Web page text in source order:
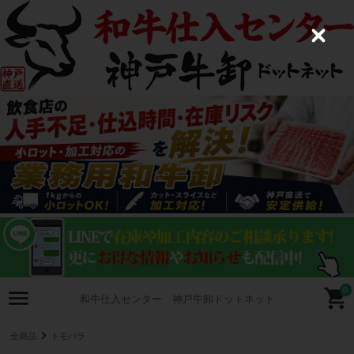
和牛仕入センター 神戸牛卸ドットネット
0
全商品 トモバラ
C
s